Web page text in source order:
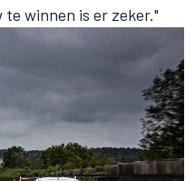
winnen is er zeker."